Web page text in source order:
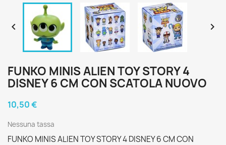
 
FUNKO MINIS ALIEN TOY STORY 4
DISNEY 6 CM CON SCATOLA NUOVO
10,50 €
Nessuna tassa
FUNKO MINIS ALIEN TOY STORY 4 DISNEY 6 CM CON